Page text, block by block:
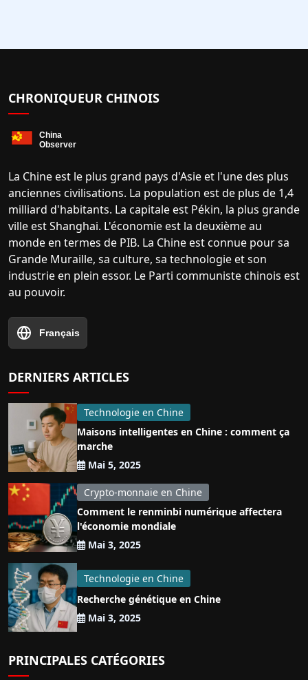
CHRONIQUEUR CHINOIS
La Chine est le plus grand pays d'Asie et l'une des plus
anciennes civilisations. La population est de plus de 1,4
milliard d'habitants. La capitale est Pékin, la plus grande
ville est Shanghai. L'économie est la deuxième au
monde en termes de PIB. La Chine est connue pour sa
Grande Muraille, sa culture, sa technologie et son
industrie en plein essor. Le Parti communiste chinois est
au pouvoir.
Français
DERNIERS ARTICLES
Technologie en Chine
Maisons intelligentes en Chine : comment ça
marche
Mai 5, 2025
Crypto-monnaie en Chine
Comment le renminbi numérique affectera
l'économie mondiale
Mai 3, 2025
Technologie en Chine
Recherche génétique en Chine
Mai 3, 2025
PRINCIPALES CATÉGORIES